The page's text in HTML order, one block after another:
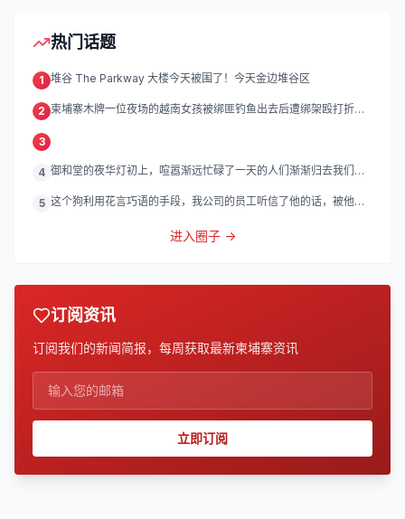
热门话题
1 堆谷 The Parkway 大楼今天被围了！今天金边堆谷区
2 柬埔寨木牌一位夜场的越南女孩被绑匪钓鱼出去后遭绑架殴打折
3
4 御和堂的夜华灯初上，喧嚣渐远忙碌了一天的人们渐渐归去我们的
5 这个狗利用花言巧语的手段，我公司的员工听信了他的话，被他带
进入圈子 →
订阅资讯
订阅我们的新闻简报，每周获取最新柬埔寨资讯
立即订阅